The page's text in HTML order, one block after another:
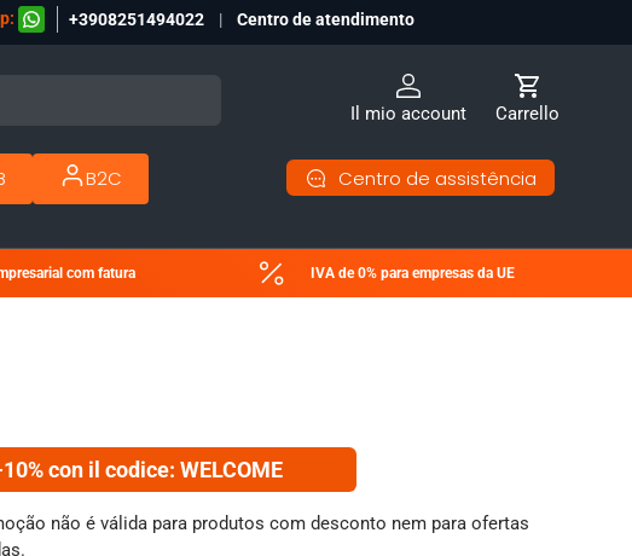
+3908251494022 Centro de atendimento
Iniciar sessão
Il mio account Carrinho
Carrello
B2C Centro de assistência
com fatura IVA de 0% para empresas da UE
con il codice:WELCOME
não é válida para produtos com desconto nem para ofertas